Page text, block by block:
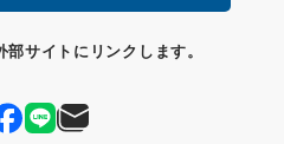
サイトにリンクします。